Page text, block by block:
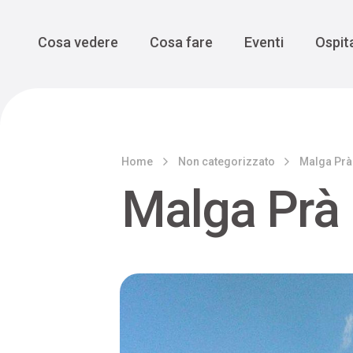
Main Navigation
Cosa vedere Cosa fare Eventi
Home Non categorizzato Malga
Malga